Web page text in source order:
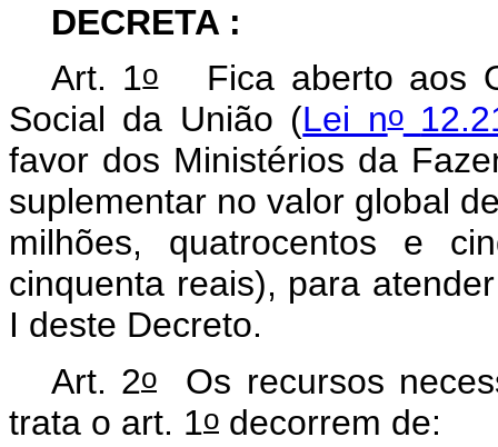
DECRETA :
Art. 1o
Fica aberto aos
Social da União (Lei no
favor dos Ministérios da
suplementar no valor global
milhões, quatrocentos e
cinquenta reais), para
I deste Decreto.
Art. 2oOs recursos
trata o art. 1o decorrem de: